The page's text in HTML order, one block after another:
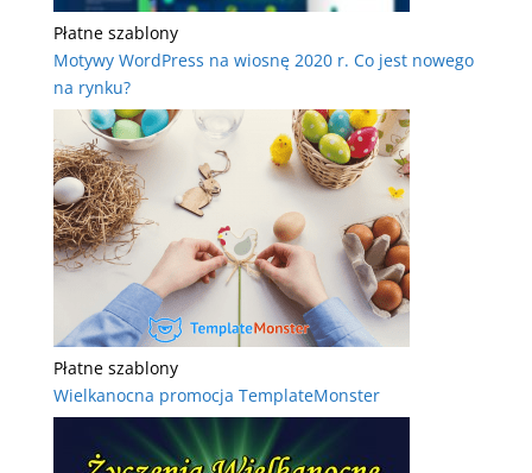
Płatne szablony
Motywy WordPress na wiosnę 2020 r. Co jest nowego
na rynku?
Płatne szablony
Wielkanocna promocja TemplateMonster